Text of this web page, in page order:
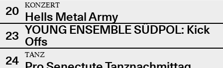
20
KONZERT
Hells Metal Army
23 YOUNG ENSEMBLE SÜDPOL: Kick
Offs
24
TANZ